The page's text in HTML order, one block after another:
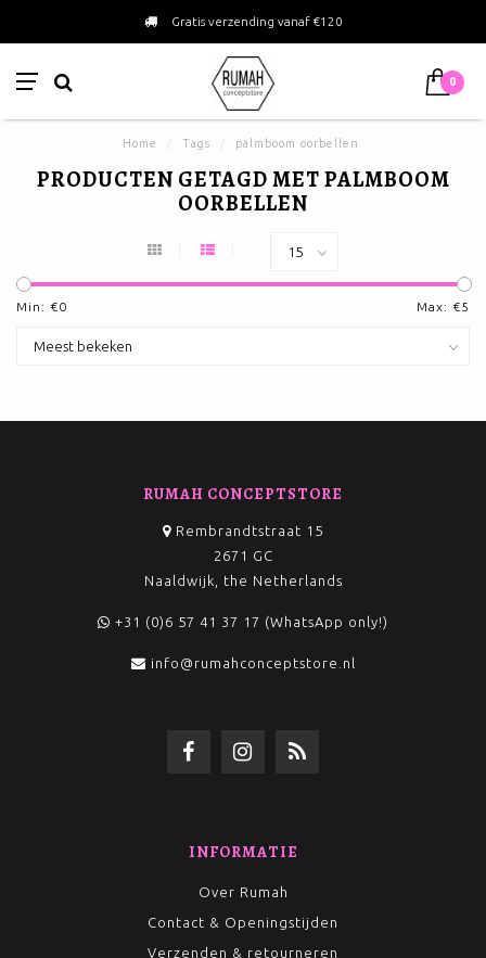
Gratis verzending vanaf €120
0
Home Tags palmboom oorbellen
PRODUCTEN GETAGD MET PALMBOOM
OORBELLEN
Min: €0 Max: €5
RUMAH CONCEPTSTORE
Rembrandtstraat 15
2671 GC
Naaldwijk, the Netherlands
+31 (0)6 57 41 37 17 (WhatsApp only!)
info@rumahconceptstore.nl
INFORMATIE
Over Rumah
Contact & Openingstijden
Verzenden & retourneren